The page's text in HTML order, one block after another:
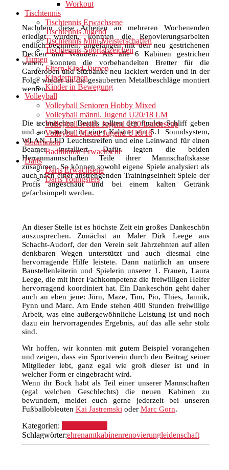
Workout
Tischtennis
Tischtennis Erwachsene
Tischtennis Jugend
Tischtennis Mini-Meisterschaften
Tischtennis-Sportabzeichen
Turnen
Eltern-Kind-Turnen
Kinderturnen
Kinder in Bewegung
Volleyball
Volleyball Senioren Hobby Mixed
Volleyball männl. Jugend U20/18 LM
Volleyball weibl. Jugend U20 Landescup
Volleyball Mixed Jugend U18/16
Badminton
Badminton Erwachsene
Darts
Darts Erwachsene
Darts Youngsters
Nachdem diese Arbeiten an mehreren Wochenenden
erledigt wurden, konnten die Renovierungsarbeiten
endlich beginnen, angefangen mit den neu gestrichenen
Decken und Wänden. Als alle 6 Kabinen gestrichen
waren, konnten die vorbehandelten Bretter für die
Garderoben und Sitzbänke neu lackiert werden und in der
Folge wieder an die gesäuberten Metallbeschläge montiert
werden.
Die technischen Details sollten den finalen Schliff geben
und so wurden in einer Kabine ein 5.1 Soundsystem,
WLAN, LED Leuchtstreifen und eine Leinwand für einen
Beamer installiert. Dafür legten die beiden
Herrenmannschaften Teile ihrer Mannschaftskasse
zusammen. So können sowohl eigene Spiele analysiert als
auch nach einer anstrengenden Trainingseinheit Spiele der
Profis angeschaut und bei einem kalten Getränk
gefachsimpelt werden.
An dieser Stelle ist es höchste Zeit ein großes Dankeschön
auszusprechen. Zunächst an Maler Dirk Leege aus
Schacht-Audorf, der den Verein seit Jahrzehnten auf allen
denkbaren Wegen unterstützt und auch diesmal eine
hervorragende Hilfe leistete. Dann natürlich an unsere
Baustellenleiterin und Spielerin unserer 1. Frauen, Laura
Leege, die mit ihrer Fachkompetenz die freiwilligen Helfer
hervorragend koordiniert hat. Ein Dankeschön geht daher
auch an eben jene: Jörn, Maze, Tim, Pio, Thies, Jannik,
Fynn und Marc. Am Ende stehen 400 Stunden freiwillige
Arbeit, was eine außergewöhnliche Leistung ist und noch
dazu ein hervorragendes Ergebnis, auf das alle sehr stolz
sind.
Wir hoffen, wir konnten mit gutem Beispiel vorangehen
und zeigen, dass ein Sportverein durch den Beitrag seiner
Mitglieder lebt, ganz egal wie groß dieser ist und in
welcher Form er eingebracht wird.
Wenn ihr Bock habt als Teil einer unserer Mannschaften
(egal welchen Geschlechts) die neuen Kabinen zu
bewundern, meldet euch gerne jederzeit bei unseren
Fußballobleuten Kai Jastremski oder Marc Gorn.
Kategorien:
Schlagwörter:ehrenamtkabinenrenovierungleidenschaft